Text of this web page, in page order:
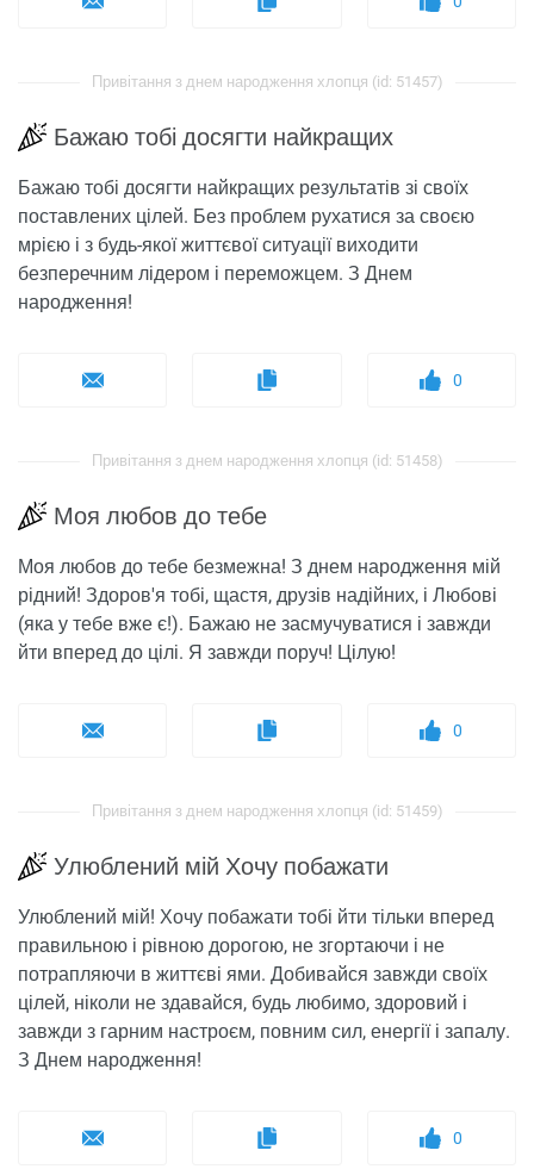
Привітання з днем ​​народження хлопця (id: 51457)
Бажаю тобі досягти найкращих
Бажаю тобі досягти найкращих результатів зі своїх
поставлених цілей. Без проблем рухатися за своєю
мрією і з будь-якої життєвої ситуації виходити
безперечним лідером і переможцем. З Днем
народження!
0
Привітання з днем ​​народження хлопця (id: 51458)
Моя любов до тебе
Моя любов до тебе безмежна! З днем ​​народження мій
рідний! Здоров'я тобі, щастя, друзів надійних, і Любові
(яка у тебе вже є!). Бажаю не засмучуватися і завжди
йти вперед до цілі. Я завжди поруч! Цілую!
0
Привітання з днем ​​народження хлопця (id: 51459)
Улюблений мій Хочу побажати
Улюблений мій! Хочу побажати тобі йти тільки вперед
правильною і рівною дорогою, не згортаючи і не
потрапляючи в життєві ями. Добивайся завжди своїх
цілей, ніколи не здавайся, будь любимо, здоровий і
завжди з гарним настроєм, повним сил, енергії і запалу.
З Днем народження!
0